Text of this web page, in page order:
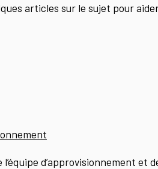
articles sur le sujet pour
d’approvisionnement et